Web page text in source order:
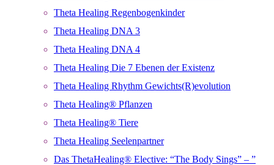
Theta Healing Regenbogenkinder
Theta Healing DNA 3
Theta Healing DNA 4
Theta Healing Die 7 Ebenen der Existenz
Theta Healing Rhythm Gewichts(R)evolution
Theta Healing® Pflanzen
Theta Healing® Tiere
Theta Healing Seelenpartner
Das ThetaHealing® Elective: “The Body Sings” – ”